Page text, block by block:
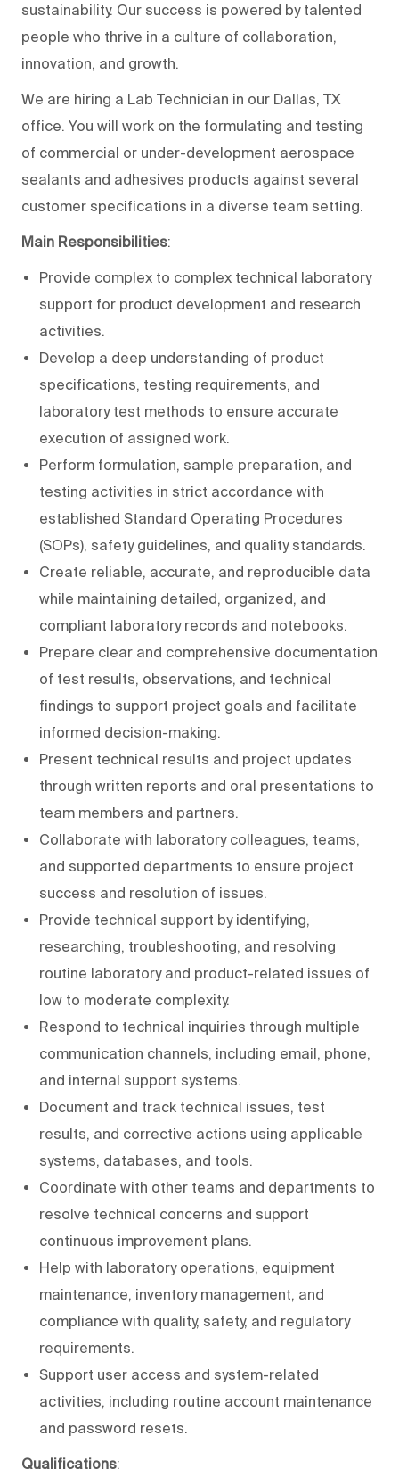
sustainability. Our success is powered by talented
people who thrive in a culture of collaboration,
innovation, and growth.
We are hiring a Lab Technician in our Dallas, TX
office. You will work on the formulating and testing
of commercial or under-development aerospace
sealants and adhesives products against several
customer specifications in a diverse team setting.
Main Responsibilities:
Provide complex to complex technical laboratory
support for product development and research
activities.
Develop a deep understanding of product
specifications, testing requirements, and
laboratory test methods to ensure accurate
execution of assigned work.
Perform formulation, sample preparation, and
testing activities in strict accordance with
established Standard Operating Procedures
(SOPs), safety guidelines, and quality standards.
Create reliable, accurate, and reproducible data
while maintaining detailed, organized, and
compliant laboratory records and notebooks.
Prepare clear and comprehensive documentation
of test results, observations, and technical
findings to support project goals and facilitate
informed decision-making.
Present technical results and project updates
through written reports and oral presentations to
team members and partners.
Collaborate with laboratory colleagues, teams,
and supported departments to ensure project
success and resolution of issues.
Provide technical support by identifying,
researching, troubleshooting, and resolving
routine laboratory and product-related issues of
low to moderate complexity.
Respond to technical inquiries through multiple
communication channels, including email, phone,
and internal support systems.
Document and track technical issues, test
results, and corrective actions using applicable
systems, databases, and tools.
Coordinate with other teams and departments to
resolve technical concerns and support
continuous improvement plans.
Help with laboratory operations, equipment
maintenance, inventory management, and
compliance with quality, safety, and regulatory
requirements.
Support user access and system-related
activities, including routine account maintenance
and password resets.
Qualifications: